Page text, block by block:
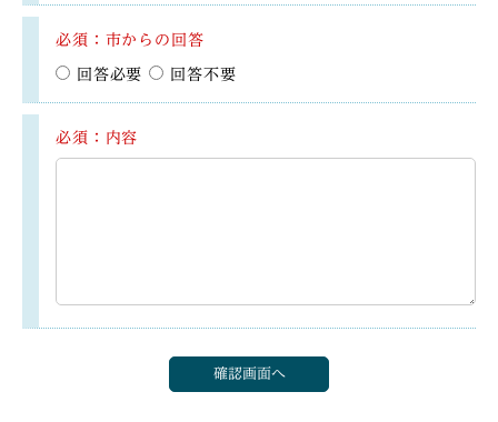
必須：市からの回答
回答必要 回答不要
必須：内容